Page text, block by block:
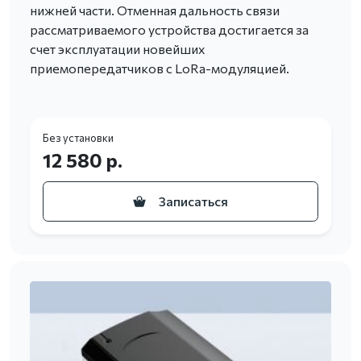
нижней части. Отменная дальность связи
рассматриваемого устройства достигается за
счет эксплуатации новейших
приемопередатчиков с LoRa-модуляцией.
Без установки
12 580 р.
Записаться